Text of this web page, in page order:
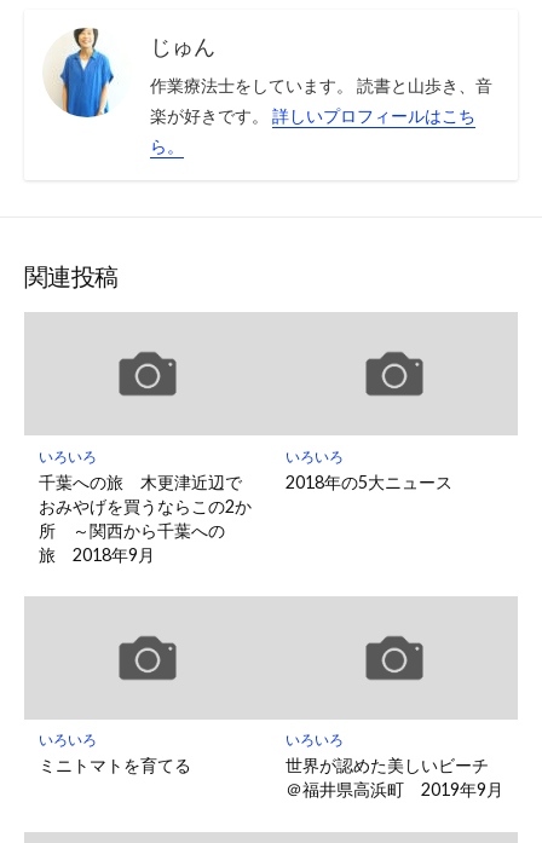
じゅん
作業療法士をしています。 読書と山歩き、音
楽が好きです。 詳しいプロフィールはこち
ら。
関連投稿
いろいろ
千葉への旅 木更津近辺で
おみやげを買うならこの2か
所 ～関西から千葉への
旅 2018年9月
いろいろ
2018年の5大ニュース
いろいろ
ミニトマトを育てる
いろいろ
世界が認めた美しいビーチ
＠福井県高浜町 2019年9月